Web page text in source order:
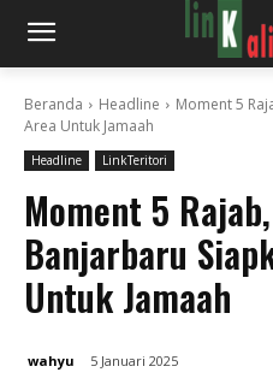
Beranda Headline
Moment 5
Area Untuk Jamaah
Headline LinkTeritori
Moment 5
Banjarbaru
Untuk Jamaah
wahyu 5 Januari 2025